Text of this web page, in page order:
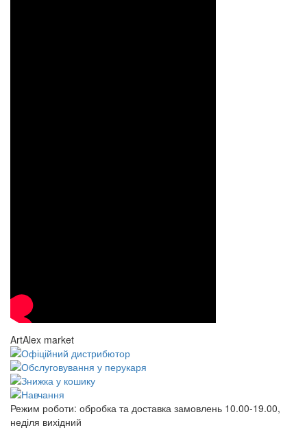
ArtAlex market
Режим роботи: обробка та доставка замовлень 10.00-19.00,
неділя вихідний